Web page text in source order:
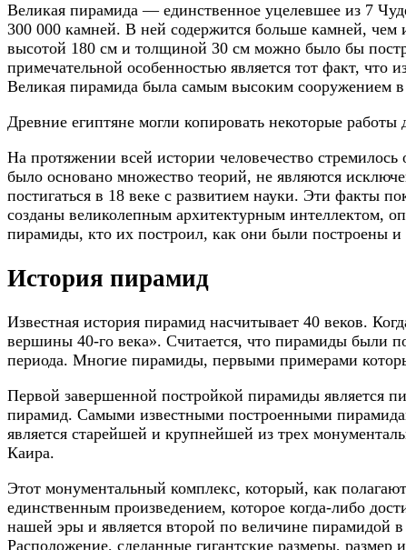
Великая пирамида — единственное уцелевшее из 7
300 000 камней. В ней содержится больше камней, чем
высотой 180 см и толщиной 30 см можно было бы
примечательной особенностью является тот факт, что
Великая пирамида была самым высоким сооружением
Древние египтяне могли копировать некоторые
На протяжении всей истории человечество
было основано множество теорий, не являются
постигаться в 18 веке с развитием науки. Эти факты
созданы великолепным архитектурным интеллектом,
пирамиды, кто их построил, как они были построены
История пирамид
Известная история пирамид насчитывает 40 веков.
вершины 40-го века». Считается, что пирамиды были
периода. Многие пирамиды, первыми примерами
Первой завершенной постройкой пирамиды является
пирамид. Самыми известными построенными
является старейшей и крупнейшей из трех
Каира.
Этот монументальный комплекс, который, как
единственным произведением, которое когда-либо
нашей эры и является второй по величине пирамидой
Расположение, сделанные гигантские размеры,